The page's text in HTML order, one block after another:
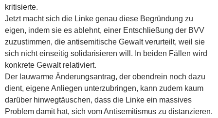
kritisierte.
Jetzt macht sich die Linke genau diese Begründung zu
eigen, indem sie es ablehnt, einer Entschließung der BVV
zuzustimmen, die antisemitische Gewalt verurteilt, weil sie
sich nicht einseitig solidarisieren will. In beiden Fällen wird
konkrete Gewalt relativiert.
Der lauwarme Änderungsantrag, der obendrein noch dazu
dient, eigene Anliegen unterzubringen, kann zudem kaum
darüber hinwegtäuschen, dass die Linke ein massives
Problem damit hat, sich vom Antisemitismus zu distanzieren.